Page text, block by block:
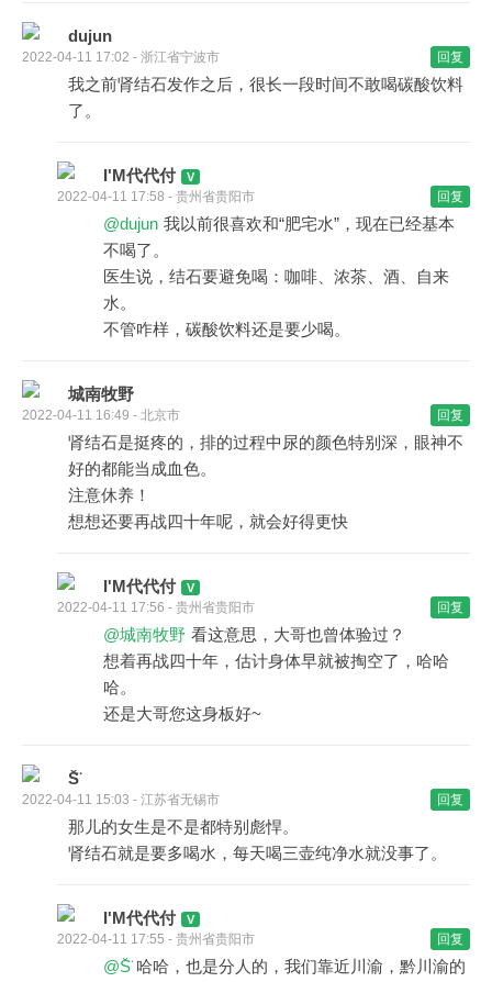
dujun
2022-04-11 17:02 - 浙江省宁波市 回复
我之前肾结石发作之后，很长一段时间不敢喝碳酸饮料
了。
I'M代代付
2022-04-11 17:58 - 贵州省贵阳市 回复
@dujun 我以前很喜欢和“肥宅水”，现在已经基本
不喝了。
医生说，结石要避免喝：咖啡、浓茶、酒、自来
水。
不管咋样，碳酸饮料还是要少喝。
城南牧野
2022-04-11 16:49 - 北京市 回复
肾结石是挺疼的，排的过程中尿的颜色特别深，眼神不
好的都能当成血色。
注意休养！
想想还要再战四十年呢，就会好得更快
I'M代代付
2022-04-11 17:56 - 贵州省贵阳市 回复
@城南牧野 看这意思，大哥也曾体验过？
想着再战四十年，估计身体早就被掏空了，哈哈
哈。
还是大哥您这身板好~
S̆̈
2022-04-11 15:03 - 江苏省无锡市 回复
那儿的女生是不是都特别彪悍。
肾结石就是要多喝水，每天喝三壶纯净水就没事了。
I'M代代付
2022-04-11 17:55 - 贵州省贵阳市 回复
@S̆̈ 哈哈，也是分人的，我们靠近川渝，黔川渝的